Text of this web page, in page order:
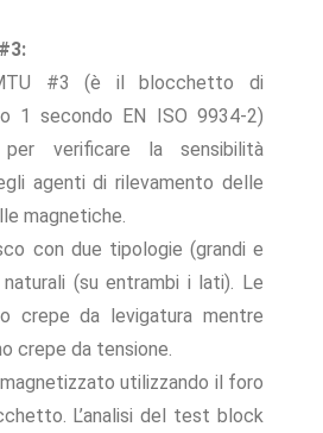
#3 (è il blocchetto di
1 secondo EN ISO 9934-2)
verificare la sensibilità
agenti di rilevamento delle
magnetiche.
con due tipologie (grandi e
(su entrambi i lati). Le
crepe da levigatura mentre
crepe da tensione.
utilizzando il foro
L’analisi del test block